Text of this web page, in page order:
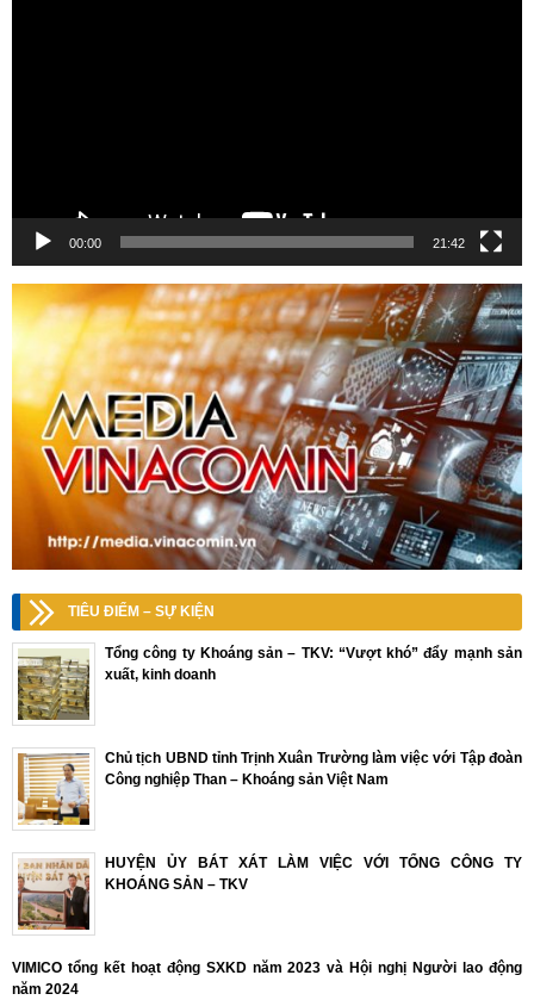
00:00 21:42
TIÊU ĐIỂM – SỰ KIỆN
Tổng công ty Khoáng sản – TKV: “Vượt khó” đẩy mạnh sản
xuất, kinh doanh
Chủ tịch UBND tỉnh Trịnh Xuân Trường làm việc với Tập đoàn
Công nghiệp Than – Khoáng sản Việt Nam
HUYỆN ỦY BÁT XÁT LÀM VIỆC VỚI TỔNG CÔNG TY
KHOÁNG SẢN – TKV
VIMICO tổng kết hoạt động SXKD năm 2023 và Hội nghị Người lao động
năm 2024